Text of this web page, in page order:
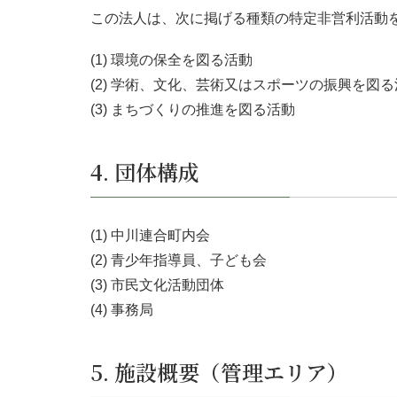
この法人は、次に掲げる種類の特定非営利活動
(1) 環境の保全を図る活動
(2) 学術、文化、芸術又はスポーツの振興を図る
(3) まちづくりの推進を図る活動
4. 団体構成
(1) 中川連合町内会
(2) 青少年指導員、子ども会
(3) 市民文化活動団体
(4) 事務局
5. 施設概要（管理エリア）